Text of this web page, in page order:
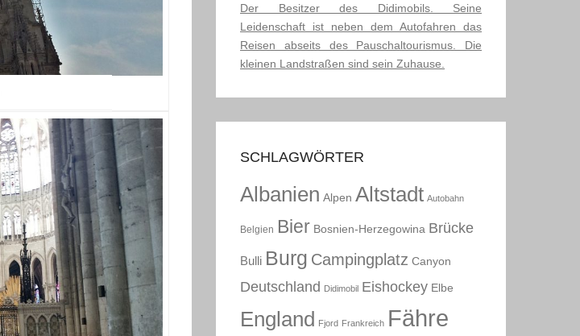
Der Besitzer des Didimobils. Seine
Leidenschaft ist neben dem Autofahren das
Reisen abseits des Pauschaltourismus. Die
kleinen Landstraßen sind sein Zuhause.
SCHLAGWÖRTER
Albanien Alpen Altstadt Autobahn
Belgien Bier Bosnien-Herzegowina Brücke
Bulli Burg Campingplatz Canyon
Deutschland Didimobil Eishockey Elbe
England Fjord Frankreich Fähre